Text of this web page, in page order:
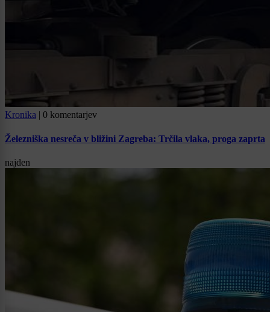
Kronika 0 komentarjev
Železniška nesreča v bližini Zagreba: Trčila vlaka, proga zaprta
najden